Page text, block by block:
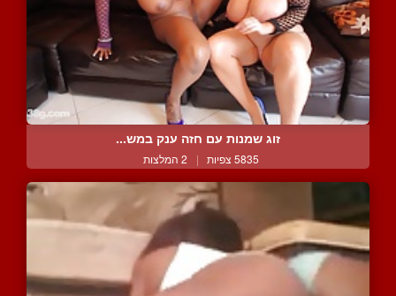
זוג שמנות עם חזה ענק במש...
5835 צפיות | 2 המלצות